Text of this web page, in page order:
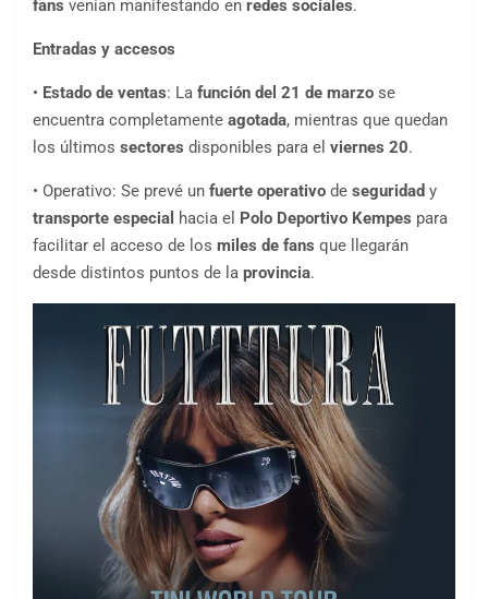
fans venían manifestando en redes sociales.
Entradas y accesos
• Estado de ventas: La función del 21 de marzo se
encuentra completamente agotada, mientras que quedan
los últimos sectores disponibles para el viernes 20.
• Operativo: Se prevé un fuerte operativo de seguridad y
transporte especial hacia el Polo Deportivo Kempes para
facilitar el acceso de los miles de fans que llegarán
desde distintos puntos de la provincia.